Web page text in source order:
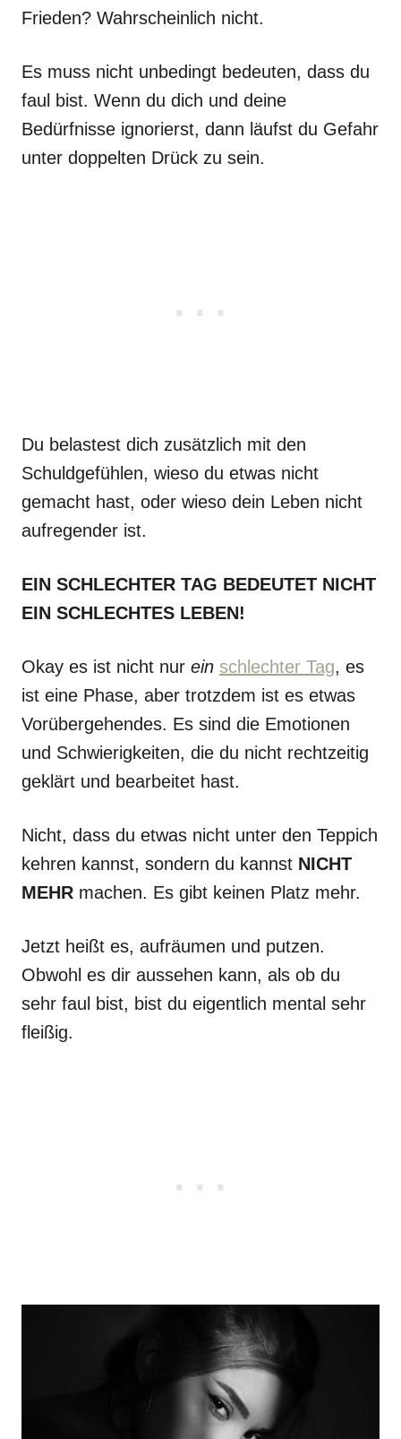
Frieden? Wahrscheinlich nicht.
Es muss nicht unbedingt bedeuten, dass du
faul bist. Wenn du dich und deine
Bedürfnisse ignorierst, dann läufst du Gefahr
unter doppelten Drück zu sein.
Du belastest dich zusätzlich mit den
Schuldgefühlen, wieso du etwas nicht
gemacht hast, oder wieso dein Leben nicht
aufregender ist.
EIN SCHLECHTER TAG BEDEUTET NICHT
EIN SCHLECHTES LEBEN!
Okay es ist nicht nur ein schlechter Tag, es
ist eine Phase, aber trotzdem ist es etwas
Vorübergehendes. Es sind die Emotionen
und Schwierigkeiten, die du nicht rechtzeitig
geklärt und bearbeitet hast.
Nicht, dass du etwas nicht unter den Teppich
kehren kannst, sondern du kannst NICHT
MEHR machen. Es gibt keinen Platz mehr.
Jetzt heißt es, aufräumen und putzen.
Obwohl es dir aussehen kann, als ob du
sehr faul bist, bist du eigentlich mental sehr
fleißig.